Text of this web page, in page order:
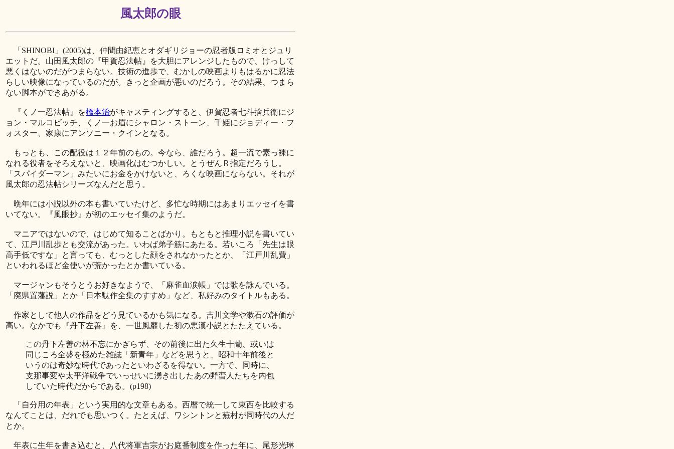
風太郎の眼
「SHINOBI」(2005)は、仲間由紀恵とオダギリジョーの忍者版ロミオとジュリ
エットだ。山田風太郎の『甲賀忍法帖』を大胆にアレンジしたもので、けっして
悪くはないのだがつまらない。技術の進歩で、むかしの映画よりもはるかに忍法
らしい映像になっているのだが。きっと企画が悪いのだろう。その結果、つまら
ない脚本ができあがる。
『くノ一忍法帖』を橋本治がキャスティングすると、伊賀忍者七斗捨兵衛にジ
ョン・マルコビッチ、くノ一お眉にシャロン・ストーン、千姫にジョディー・フ
ォスター、家康にアンソニー・クインとなる。
もっとも、この配役は１２年前のもの。今なら、誰だろう。超一流で素っ裸に
なれる役者をそろえないと、映画化はむつかしい。とうぜんＲ指定だろうし。
「スパイダーマン」みたいにお金をかけないと、ろくな映画にならない。それが
風太郎の忍法帖シリーズなんだと思う。
晩年には小説以外の本も書いていたけど、多忙な時期にはあまりエッセイを書
いてない。『風眼抄』が初のエッセイ集のようだ。
マニアではないので、はじめて知ることばかり。もともと推理小説を書いてい
て、江戸川乱歩とも交流があった。いわば弟子筋にあたる。若いころ「先生は眼
高手低ですな」と言っても、むっとした顔をされなかったとか、「江戸川乱費」
といわれるほど金使いが荒かったとか書いている。
マージャンもそうとうお好きなようで、「麻雀血涙帳」では歌を詠んでいる。
「廃県置藩説」とか「日本駄作全集のすすめ」など、私好みのタイトルもある。
作家として他人の作品をどう見ているかも気になる。吉川文学や漱石の評価が
高い。なかでも『丹下左善』を、一世風靡した初の悪漢小説とたたえている。
この丹下左善の林不忘にかぎらず、その前後に出た久生十蘭、或いは
同じころ全盛を極めた雑誌「新青年」などを思うと、昭和十年前後と
いうのは奇妙な時代であったといわざるを得ない。一方で、同時に、
支那事変や太平洋戦争でいっせいに湧き出したあの野蛮人たちを内包
していた時代だからである。(p198)
「自分用の年表」という実用的な文章もある。西暦で統一して東西を比較する
なんてことは、だれでも思いつく。たとえば、ワシントンと蕪村が同時代の人だ
とか。
年表に生年を書き込むと、八代将軍吉宗がお庭番制度を作った年に、尾形光琳